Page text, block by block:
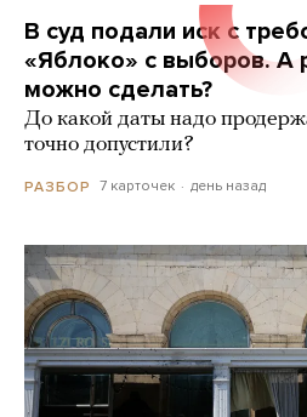
В суд подали иск с
«Яблоко» с выборов. А
можно сделать?
До какой даты надо
точно допустили?
РАЗБОР 7 карточек день назад